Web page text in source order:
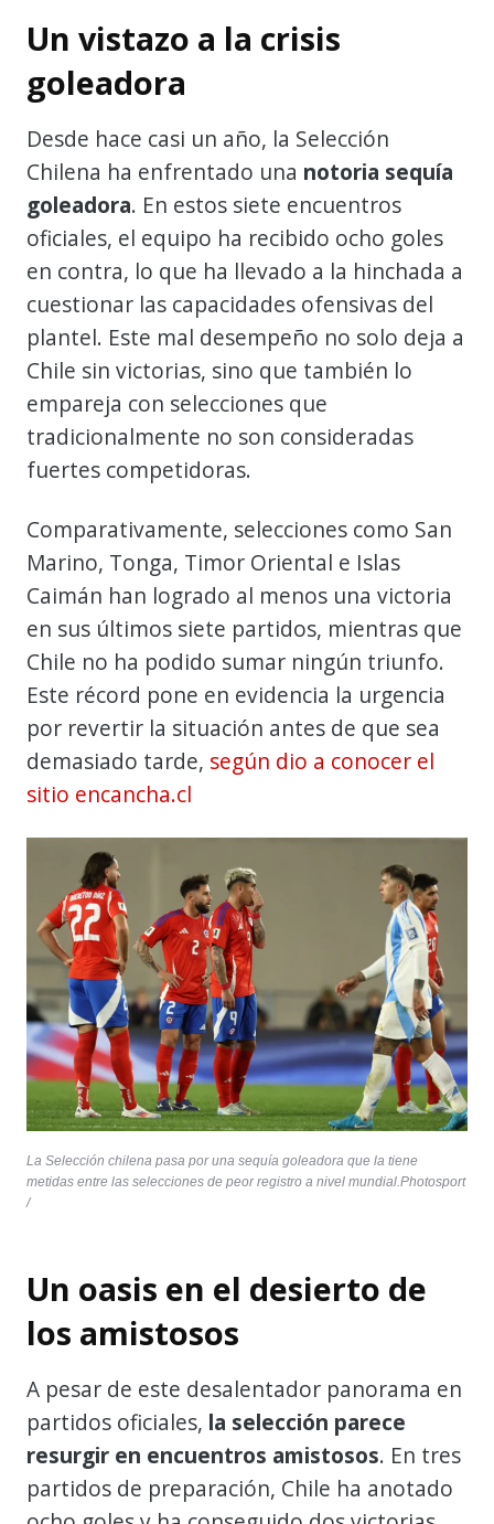
Un vistazo a la crisis
goleadora
Desde hace casi un año, la Selección
Chilena ha enfrentado una notoria sequía
goleadora. En estos siete encuentros
oficiales, el equipo ha recibido ocho goles
en contra, lo que ha llevado a la hinchada a
cuestionar las capacidades ofensivas del
plantel. Este mal desempeño no solo deja a
Chile sin victorias, sino que también lo
empareja con selecciones que
tradicionalmente no son consideradas
fuertes competidoras.
Comparativamente, selecciones como San
Marino, Tonga, Timor Oriental e Islas
Caimán han logrado al menos una victoria
en sus últimos siete partidos, mientras que
Chile no ha podido sumar ningún triunfo.
Este récord pone en evidencia la urgencia
por revertir la situación antes de que sea
demasiado tarde, según dio a conocer el
sitio encancha.cl
La Selección chilena pasa por una sequía goleadora que la tiene
metidas entre las selecciones de peor registro a nivel mundial.Photosport
/
Un oasis en el desierto de
los amistosos
A pesar de este desalentador panorama en
partidos oficiales, la selección parece
resurgir en encuentros amistosos. En tres
partidos de preparación, Chile ha anotado